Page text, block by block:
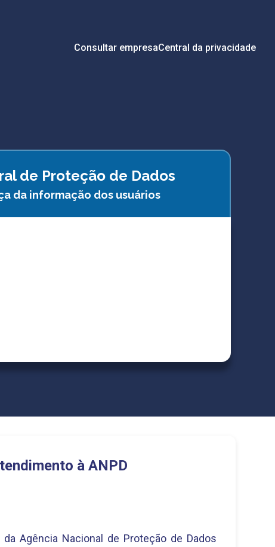
Consultar empresaCentral da privacidade
de Proteção de Dados
da informação dos usuários
à ANPD
Agência Nacional de Proteção de Dados